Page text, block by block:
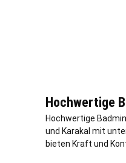
Hochwertige
Hochwertige
und Karakal mit
bieten Kraft und